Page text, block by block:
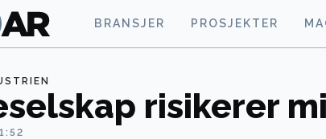
BRANSJER PROSJEKTER
risikerer